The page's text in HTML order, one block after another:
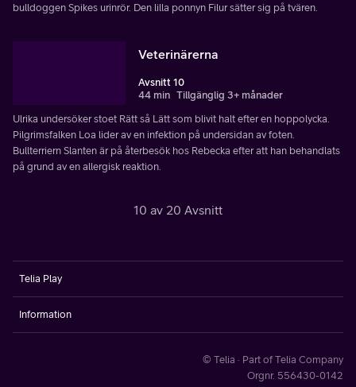
bulldoggen Spikes urinrör. Den lilla ponnyn Filur sätter sig på tvären.
Veterinärerna
Avsnitt 10
44 min Tillgänglig 3+ månader
Ulrika undersöker stoet Rätt så Lätt som blivit halt efter en hoppolycka.
Pilgrimsfalken Loa lider av en infektion på undersidan av foten.
Bullterriern Slanten är på återbesök hos Rebecka efter att han behandlats
på grund av en allergisk reaktion.
10 av 20 Avsnitt
Telia Play
Information
© Telia · Part of Telia Company
Orgnr. 556430-0142